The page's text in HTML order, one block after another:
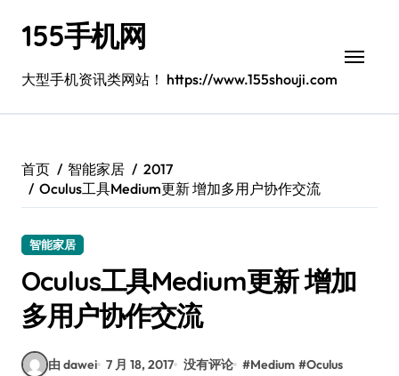
155手机网
大型手机资讯类网站！ https://www.155shouji.com
首页 智能家居
2017
Oculus工具Medium更新 增加多用户协作交流
智能家居
Oculus工具Medium更新 增加
多用户协作交流
由 dawei 7 月 18, 2017 没有评论 #Medium #Oculus